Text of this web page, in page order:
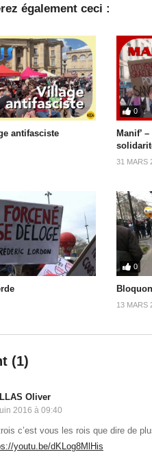
également ceci :
antifasciste
0
Manif’
31 MARS
0
13 MARS
(1)
Oliver
2016 à 09:40
c’est vous les rois que dire de
youtu.be/dKLog8MlHis